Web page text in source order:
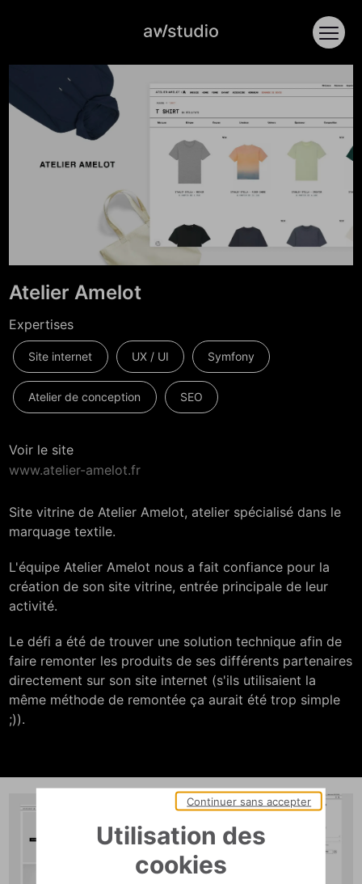
Accèder directement au contenu
Atelier Amelot
Expertises
Site internet UX / UI Symfony
Atelier de conception SEO
Voir le site
www.atelier-amelot.fr
Site vitrine de Atelier Amelot, atelier spécialisé dans le
marquage textile.
L'équipe Atelier Amelot nous a fait confiance pour la
création de son site vitrine, entrée principale de leur
activité.
Le défi a été de trouver une solution technique afin de
faire remonter les produits de ses différents partenaires
directement sur son site internet (s'ils utilisaient la
même méthode de remontée ça aurait été trop simple
;)).
Utilisation des
cookies
Continuer sans accepter